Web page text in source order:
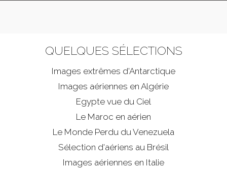
QUELQUES SÉLECTIONS
Images extrêmes d'Antarctique
Images aériennes en Algérie
Egypte vue du Ciel
Le Maroc en aérien
Le Monde Perdu du Venezuela
Sélection d'aériens au Brésil
Images aériennes en Italie